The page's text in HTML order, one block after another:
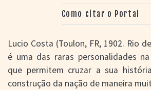
Como citar o Portal
Lucio Costa (Toulon, FR, 1902. Rio
é uma das raras personalidades
que permitem cruzar a sua
construção da nação de maneira